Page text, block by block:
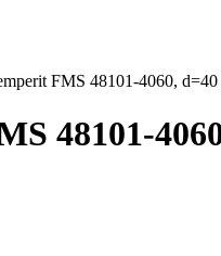
FMS 48101-4060, d=40
48101-